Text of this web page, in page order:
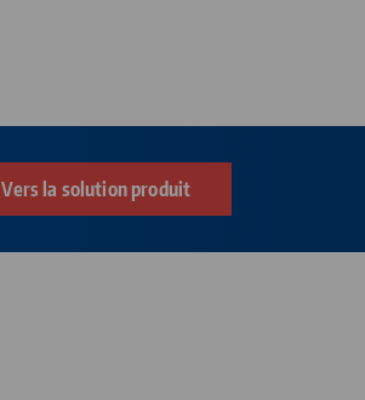
Vers la solution produit